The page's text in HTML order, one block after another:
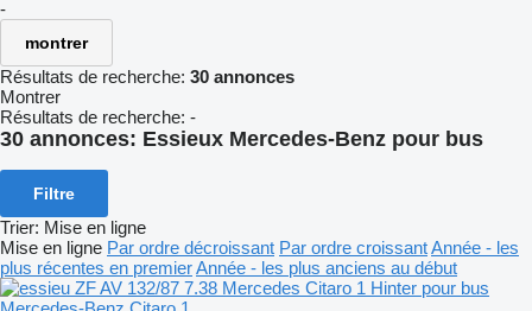
-
montrer
Résultats de recherche: 30 annonces
Montrer
Résultats de recherche: -
30 annonces: Essieux Mercedes-Benz pour bus
Filtre
Trier: Mise en ligne
Mise en ligne Par ordre décroissant Par ordre croissantAnnée - les
plus récentes en premierAnnée - les plus anciens au début